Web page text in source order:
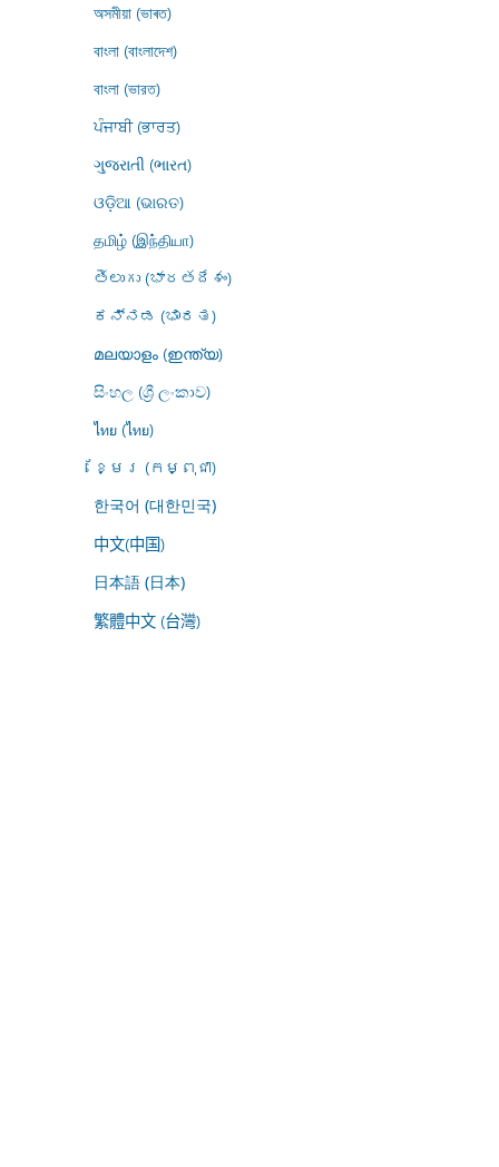
অসমীয়া (ভাৰত)
বাংলা (বাংলাদেশ)
বাংলা (ভারত)
ਪੰਜਾਬੀ (ਭਾਰਤ)
ગુજરાતી (ભારત)
ଓଡ଼ିଆ (ଭାରତ)
தமிழ் (இந்தியா)
తెలుగు (భారతదేశం)
ಕನ್ನಡ (ಭಾರತ)
മലയാളം (ഇന്ത്യ)
සිංහල (ශ්‍රී ලංකාව)
ไทย (ไทย)
ខ្មែរ (កម្ពុជា)
한국어 (대한민국)
中文(中国)
日本語 (日本)
繁體中文 (台灣)